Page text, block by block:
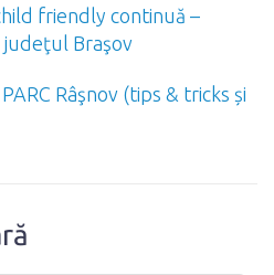
friendly continuă –
judeţul Braşov
Râşnov (tips & tricks și